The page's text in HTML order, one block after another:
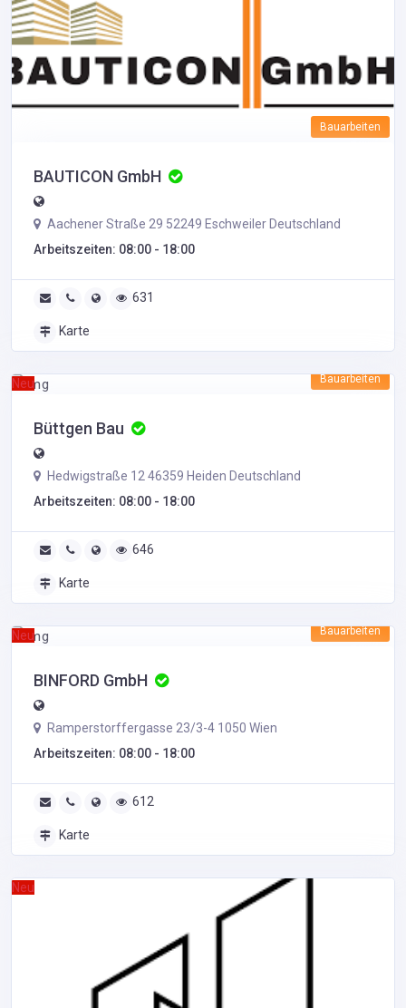
Bauarbeiten
BAUTICON GmbH
Aachener Straße 29 52249 Eschweiler Deutschland
Arbeitszeiten: 08:00 - 18:00
631
Karte
Neu Bauarbeiten
Büttgen Bau
Hedwigstraße 12 46359 Heiden Deutschland
Arbeitszeiten: 08:00 - 18:00
646
Karte
Neu Bauarbeiten
BINFORD GmbH
Ramperstorffergasse 23/3-4 1050 Wien
Arbeitszeiten: 08:00 - 18:00
612
Karte
Neu